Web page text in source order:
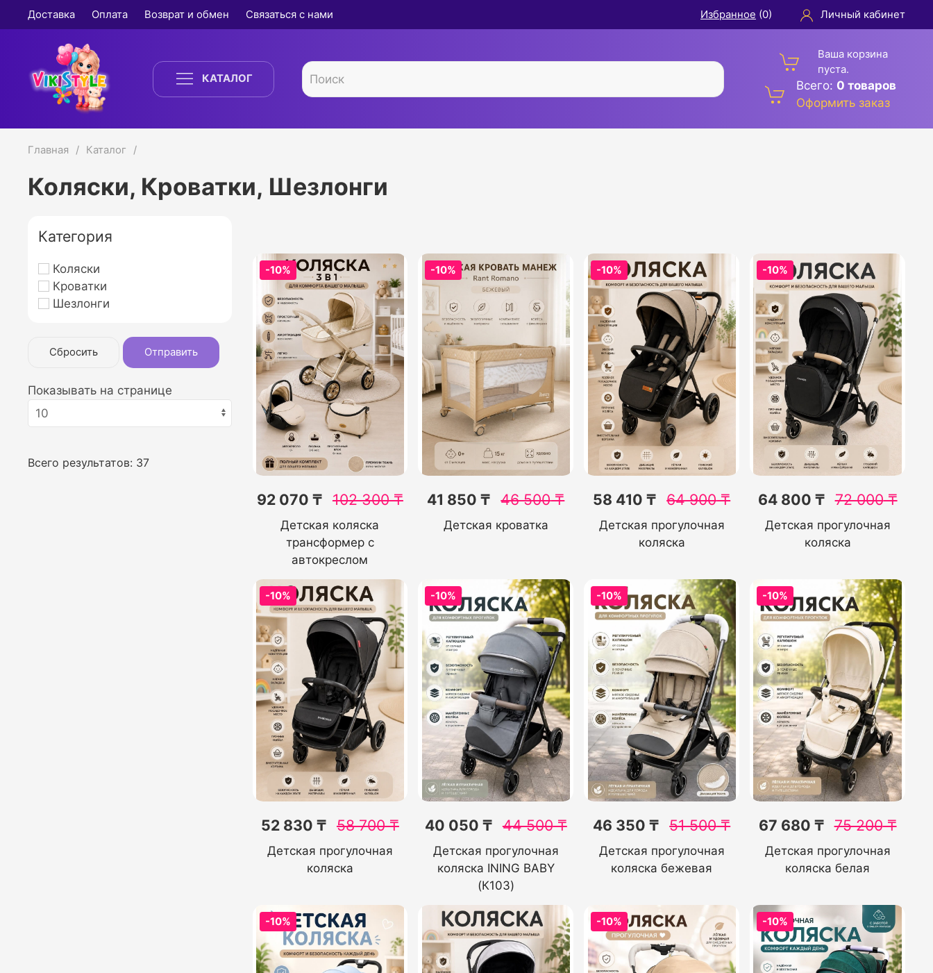
Доставка Оплата Возврат и обмен Связаться с нами Избранное (0) Личный кабинет
КАТАЛОГ
Ваша корзина
пуста.
Всего: 0 товаров
Оформить заказ
Главная Каталог
Коляски, Кроватки, Шезлонги
Категория
Коляски
Кроватки
Шезлонги
Сбросить Отправить
Показывать на странице
Всего результатов: 37
-10%
92 070 ₸ 102 300₸
Детская коляска
трансформер с
автокреслом
-10%
41 850 ₸ 46 500₸
Детская кроватка
-10%
58 410 ₸ 64 900₸
Детская прогулочная
коляска
-10%
64 800 ₸ 72 000₸
Детская прогулочная
коляска
-10%
52 830 ₸ 58 700₸
Детская прогулочная
коляска
-10%
40 050 ₸ 44 500₸
Детская прогулочная
коляска INING BABY
(К103)
-10%
46 350 ₸ 51 500₸
Детская прогулочная
коляска бежевая
-10%
67 680 ₸ 75 200₸
Детская прогулочная
коляска белая
-10% -10% -10%